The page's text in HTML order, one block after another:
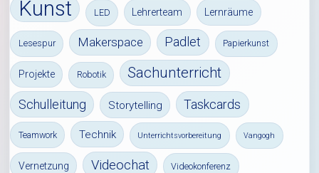
Kunst LED Lehrerteam Lernräume
Lesespur Makerspace Padlet Papierkunst
Projekte Robotik Sachunterricht
Schulleitung Storytelling Taskcards
Teamwork Technik Unterrichtsvorbereitung Vangogh
Vernetzung Videochat Videokonferenz